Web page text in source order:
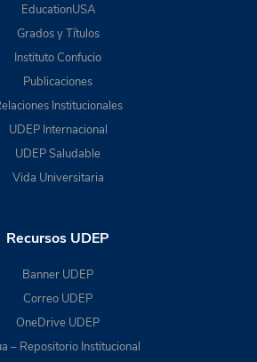
EducationUSA
Grados y Títulos
Instituto Confucio
Publicaciones
Institucionales
UDEP Internacional
UDEP Saludable
Vida Universitaria
Recursos UDEP
Banner UDEP
Correo UDEP
OneDrive UDEP
– Repositorio Institucional